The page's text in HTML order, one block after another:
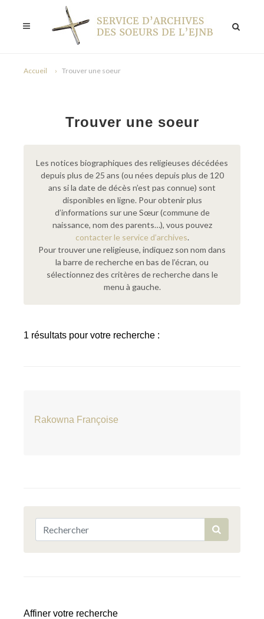
Accueil Trouver une soeur
Trouver une soeur
Les notices biographiques des religieuses décédées
depuis plus de 25 ans (ou nées depuis plus de 120
ans si la date de décès n’est pas connue) sont
disponibles en ligne. Pour obtenir plus
d’informations sur une Sœur (commune de
naissance, nom des parents…), vous pouvez
contacter le service d’archives.
Pour trouver une religieuse, indiquez son nom dans
la barre de recherche en bas de l’écran, ou
sélectionnez des critères de recherche dans le
menu à gauche.
1 résultats pour votre recherche :
Rakowna Françoise
Affiner votre recherche